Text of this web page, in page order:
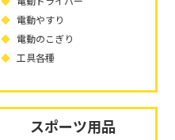
電動やすり
電動のこぎり
工具各種
スポーツ用品